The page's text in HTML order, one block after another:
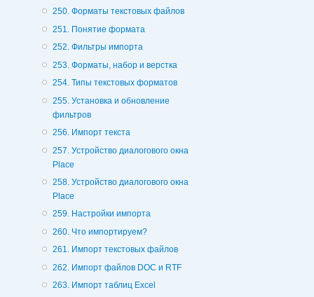
250. Форматы текстовых файлов
251. Понятие формата
252. Фильтры импорта
253. Форматы, набор и верстка
254. Типы текстовых форматов
255. Установка и обновление
фильтров
256. Импорт текста
257. Устройство диалогового окна
Place
258. Устройство диалогового окна
Place
259. Настройки импорта
260. Что импортируем?
261. Импорт текстовых файлов
262. Импорт файлов DOC и RTF
263. Импорт таблиц Excel